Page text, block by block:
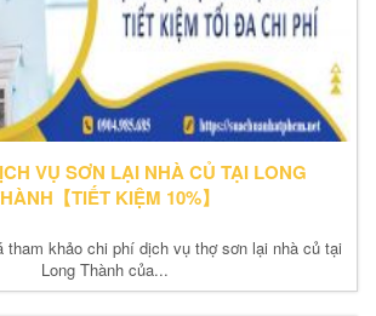
VỤ SƠN LẠI NHÀ CỦ TẠI LONG
【TIẾT KIỆM 10%】
tham khảo chi phí dịch vụ thợ sơn lại nhà củ tại
Long Thành của...